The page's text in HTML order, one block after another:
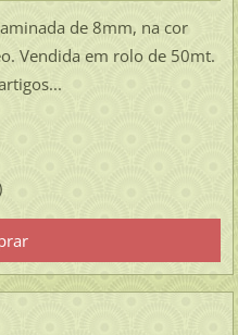
de 8mm, na cor
Vendida em rolo de 50mt.